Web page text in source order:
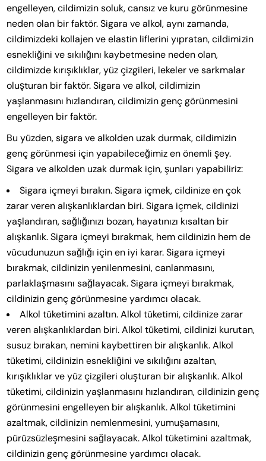
engelleyen, cildimizin soluk, cansız ve kuru görünmesine
neden olan bir faktör. Sigara ve alkol, aynı zamanda,
cildimizdeki kollajen ve elastin liflerini yıpratan, cildimizin
esnekliğini ve sıkılığını kaybetmesine neden olan,
cildimizde kırışıklıklar, yüz çizgileri, lekeler ve sarkmalar
oluşturan bir faktör. Sigara ve alkol, cildimizin
yaşlanmasını hızlandıran, cildimizin genç görünmesini
engelleyen bir faktör.
Bu yüzden, sigara ve alkolden uzak durmak, cildimizin
genç görünmesi için yapabileceğimiz en önemli şey.
Sigara ve alkolden uzak durmak için, şunları yapabiliriz:
Sigara içmeyi bırakın. Sigara içmek, cildinize en çok
zarar veren alışkanlıklardan biri. Sigara içmek, cildinizi
yaşlandıran, sağlığınızı bozan, hayatınızı kısaltan bir
alışkanlık. Sigara içmeyi bırakmak, hem cildinizin hem de
vücudunuzun sağlığı için en iyi karar. Sigara içmeyi
bırakmak, cildinizin yenilenmesini, canlanmasını,
parlaklaşmasını sağlayacak. Sigara içmeyi bırakmak,
cildinizin genç görünmesine yardımcı olacak.
Alkol tüketimini azaltın. Alkol tüketimi, cildinize zarar
veren alışkanlıklardan biri. Alkol tüketimi, cildinizi kurutan,
susuz bırakan, nemini kaybettiren bir alışkanlık. Alkol
tüketimi, cildinizin esnekliğini ve sıkılığını azaltan,
kırışıklıklar ve yüz çizgileri oluşturan bir alışkanlık. Alkol
tüketimi, cildinizin yaşlanmasını hızlandıran, cildinizin genç
görünmesini engelleyen bir alışkanlık. Alkol tüketimini
azaltmak, cildinizin nemlenmesini, yumuşamasını,
pürüzsüzleşmesini sağlayacak. Alkol tüketimini azaltmak,
cildinizin genç görünmesine yardımcı olacak.